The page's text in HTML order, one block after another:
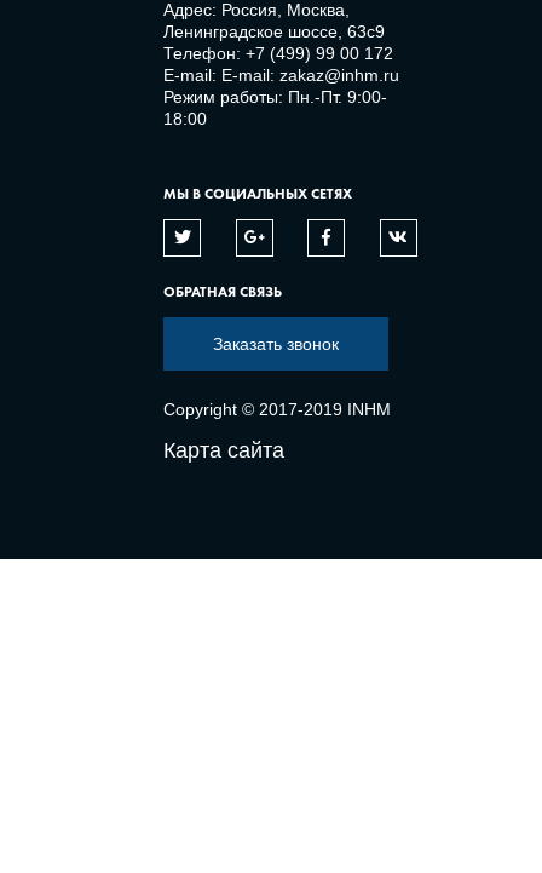
Адрес: Россия, Москва,
Ленинградское шоссе, 63с9
Телефон: +7 (499) 99 00 172
E-mail: E-mail: zakaz@inhm.ru
Режим работы: Пн.-Пт. 9:00-
18:00
МЫ В СОЦИАЛЬНЫХ СЕТЯХ
ОБРАТНАЯ СВЯЗЬ
Заказать звонок
Copyright © 2017-2019 INHM
Карта сайта